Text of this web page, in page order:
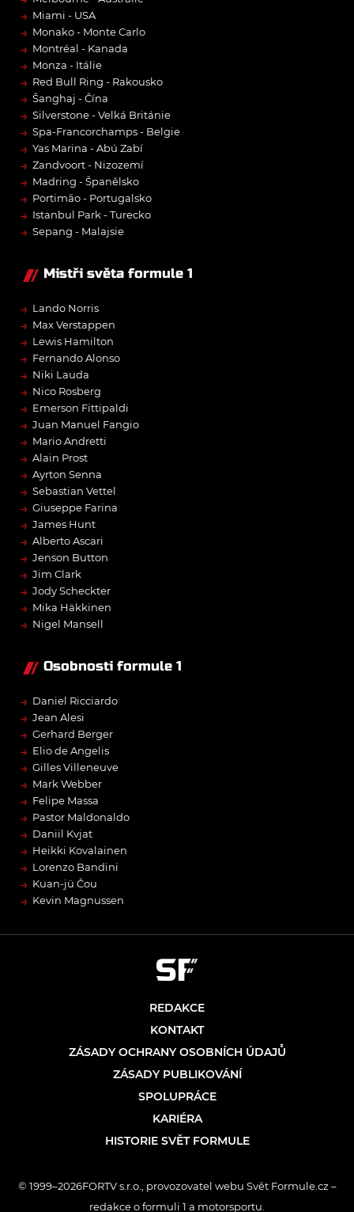
→ Miami - USA
→ Monako - Monte Carlo
→ Montréal - Kanada
→ Monza - Itálie
→ Red Bull Ring - Rakousko
→ Šanghaj - Čína
→ Silverstone - Velká Británie
→ Spa-Francorchamps - Belgie
→ Yas Marina - Abú Zabí
→ Zandvoort - Nizozemí
→ Madring - Španělsko
→ Portimão - Portugalsko
→ Istanbul Park - Turecko
→ Sepang - Malajsie
Mistři světa formule 1
→ Lando Norris
→ Max Verstappen
→ Lewis Hamilton
→ Fernando Alonso
→ Niki Lauda
→ Nico Rosberg
→ Emerson Fittipaldi
→ Juan Manuel Fangio
→ Mario Andretti
→ Alain Prost
→ Ayrton Senna
→ Sebastian Vettel
→ Giuseppe Farina
→ James Hunt
→ Alberto Ascari
→ Jenson Button
→ Jim Clark
→ Jody Scheckter
→ Mika Häkkinen
→ Nigel Mansell
Osobnosti formule 1
→ Daniel Ricciardo
→ Jean Alesi
→ Gerhard Berger
→ Elio de Angelis
→ Gilles Villeneuve
→ Mark Webber
→ Felipe Massa
→ Pastor Maldonaldo
→ Daniil Kvjat
→ Heikki Kovalainen
→ Lorenzo Bandini
→ Kuan-jü Čou
→ Kevin Magnussen
REDAKCE
KONTAKT
ZÁSADY OCHRANY OSOBNÍCH ÚDAJŮ
ZÁSADY PUBLIKOVÁNÍ
SPOLUPRÁCE
KARIÉRA
HISTORIE SVĚT FORMULE
© 1999–2026FORTV s.r.o., provozovatel webu Svět Formule.cz –
redakce o formuli 1 a motorsportu.